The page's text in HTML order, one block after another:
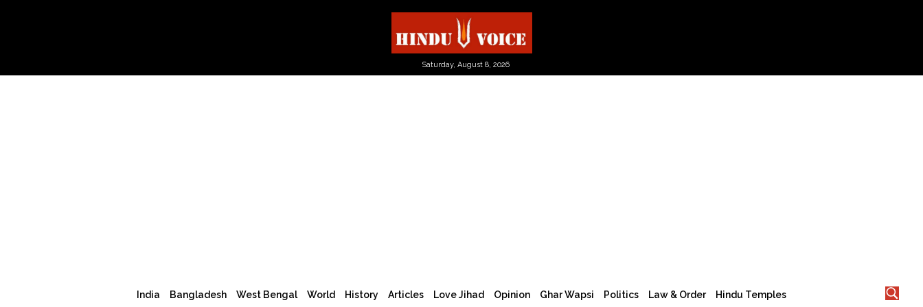
Saturday, August 8, 2026
India Bangladesh West Bengal World History Articles Love Jihad Opinion Ghar Wapsi Politics Law & Order Hindu Temples